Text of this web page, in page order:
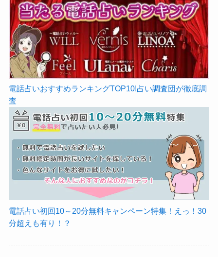
電話占いおすすめランキングTOP10!占い調査団が徹底調
査
電話占い初回10～20分無料キャンペーン特集！えっ！30
分超えも有り！？